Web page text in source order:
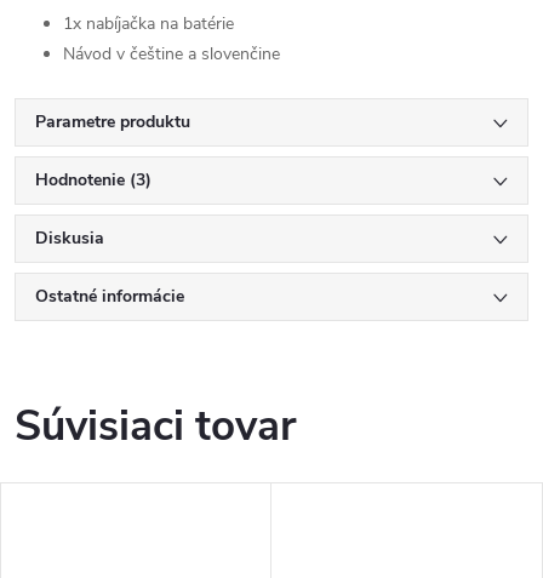
1x nabíjačka na batérie
Návod v češtine a slovenčine
Parametre produktu
Hodnotenie (3)
Diskusia
Ostatné informácie
Súvisiaci tovar